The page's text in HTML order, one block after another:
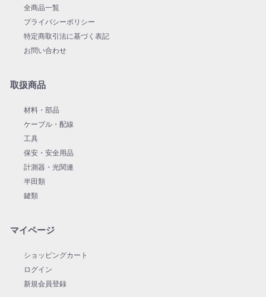
全商品一覧
プライバシーポリシー
特定商取引法に基づく表記
お問い合わせ
取扱商品
材料・部品
ケーブル・配線
工具
保安・安全用品
計測器・光関連
半田類
鍵類
マイページ
ショッピングカート
ログイン
新規会員登録